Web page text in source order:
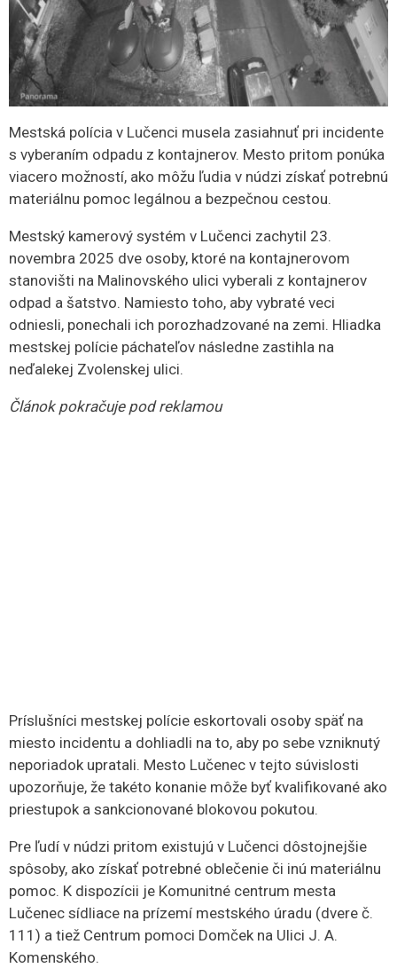
Mestská polícia v Lučenci musela zasiahnuť pri incidente
s vyberaním odpadu z kontajnerov. Mesto pritom ponúka
viacero možností, ako môžu ľudia v núdzi získať potrebnú
materiálnu pomoc legálnou a bezpečnou cestou.
Mestský kamerový systém v Lučenci zachytil 23.
novembra 2025 dve osoby, ktoré na kontajnerovom
stanovišti na Malinovského ulici vyberali z kontajnerov
odpad a šatstvo. Namiesto toho, aby vybraté veci
odniesli, ponechali ich porozhadzované na zemi. Hliadka
mestskej polície páchateľov následne zastihla na
neďalekej Zvolenskej ulici.
Článok pokračuje pod reklamou
Príslušníci mestskej polície eskortovali osoby späť na
miesto incidentu a dohliadli na to, aby po sebe vzniknutý
neporiadok upratali. Mesto Lučenec v tejto súvislosti
upozorňuje, že takéto konanie môže byť kvalifikované ako
priestupok a sankcionované blokovou pokutou.
Pre ľudí v núdzi pritom existujú v Lučenci dôstojnejšie
spôsoby, ako získať potrebné oblečenie či inú materiálnu
pomoc. K dispozícii je Komunitné centrum mesta
Lučenec sídliace na prízemí mestského úradu (dvere č.
111) a tiež Centrum pomoci Domček na Ulici J. A.
Komenského.